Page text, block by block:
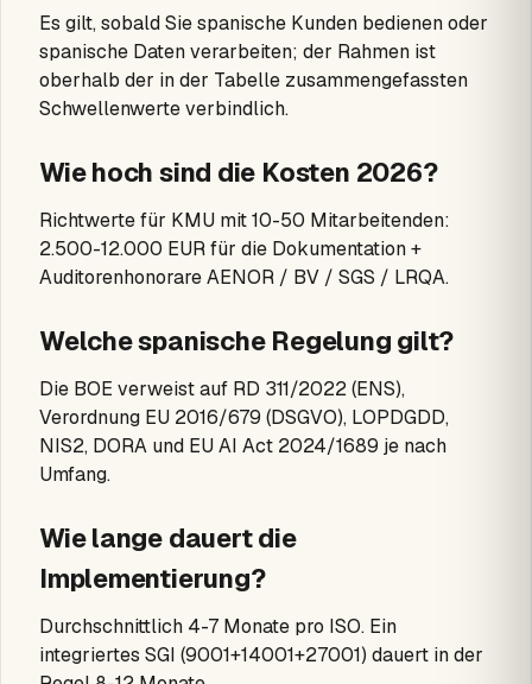
Es gilt, sobald Sie spanische Kunden bedienen oder
spanische Daten verarbeiten; der Rahmen ist
oberhalb der in der Tabelle zusammengefassten
Schwellenwerte verbindlich.
Wie hoch sind die Kosten 2026?
Richtwerte für KMU mit 10-50 Mitarbeitenden:
2.500-12.000 EUR für die Dokumentation +
Auditorenhonorare AENOR / BV / SGS / LRQA.
Welche spanische Regelung gilt?
Die BOE verweist auf RD 311/2022 (ENS),
Verordnung EU 2016/679 (DSGVO), LOPDGDD,
NIS2, DORA und EU AI Act 2024/1689 je nach
Umfang.
Wie lange dauert die
Implementierung?
Durchschnittlich 4-7 Monate pro ISO. Ein
integriertes SGI (9001+14001+27001) dauert in der